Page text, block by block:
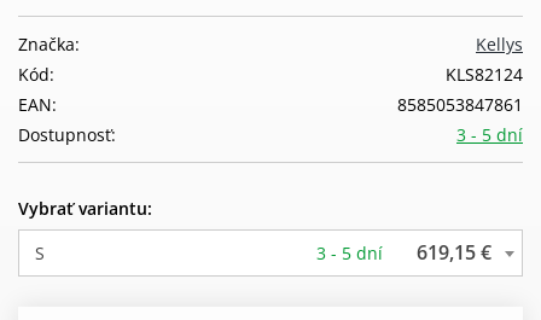
Kellys
Značka:
KLS82124
Kód:
8585053847861
EAN:
3 - 5 dní
Dostupnosť:
Vybrať variantu:
S
3 - 5 dní 619,15 €